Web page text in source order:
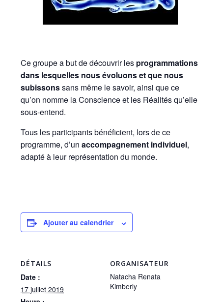
Ce groupe a but de découvrir les programmations
dans lesquelles nous évoluons et que nous
subissonssans même le savoir, ainsi que ce
qu’on nomme la Conscience et les Réalités qu’elle
sous-entend.
Tous les participants bénéficient, lors de ce
programme, d’unaccompagnement individuel,
adapté à leur représentation du monde.
Ajouter au calendrier
DÉTAILS
Date :
17 juillet 2019
ORGANISATEUR
Natacha Renata
Kimberly